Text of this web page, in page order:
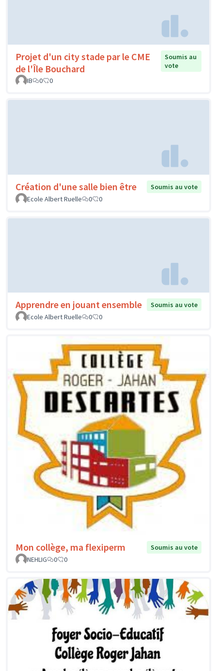
Projet d'un city stade par le CME
de l'Île Bouchard
Soumis au
vote
IB
0 0
Création d'une salle bien être
Soumis au vote
Ecole Albert Ruelle
0 0
Apprendre en jouant ensemble
Soumis au vote
Ecole Albert Ruelle
0 0
Mon collège, ma flexiperm
Soumis au vote
NEHLIG
0 0